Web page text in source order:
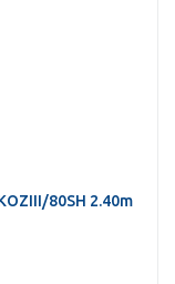
80SH 2.40m